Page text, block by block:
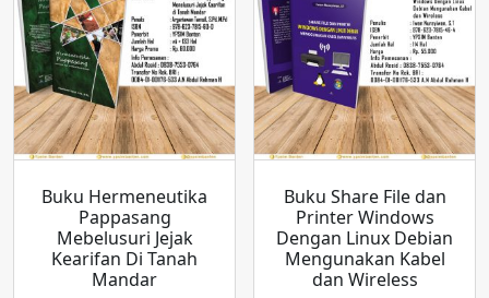
Buku Hermeneutika
Pappasang
Mebelusuri Jejak
Kearifan Di Tanah
Mandar
Buku Share File dan
Printer Windows
Dengan Linux Debian
Mengunakan Kabel
dan Wireless